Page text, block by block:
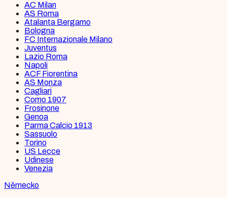
AC Milan
AS Roma
Atalanta Bergamo
Bologna
FC Internazionale Milano
Juventus
Lazio Roma
Napoli
ACF Fiorentina
AS Monza
Cagliari
Como 1907
Frosinone
Genoa
Parma Calcio 1913
Sassuolo
Torino
US Lecce
Udinese
Venezia
Německo